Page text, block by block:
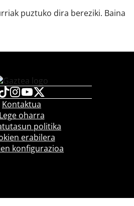
puztuko dira bereziki. Baina
Kontaktua
Lege oharra
politika
erabilera
konfigurazioa